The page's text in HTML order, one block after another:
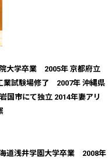
大学卒業 2005年 京都府立
業試験場修了 2007年 沖縄県
国市にて独立 2014年妻アリ
道浅井学園大学卒業 2008年